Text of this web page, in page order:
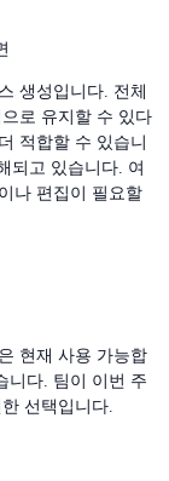
생성입니다. 전체
로 유지할 수 있다
적합할 수 있습니
되고 있습니다. 여
나 편집이 필요할
현재 사용 가능합
니다. 팀이 이번 주
선택입니다.